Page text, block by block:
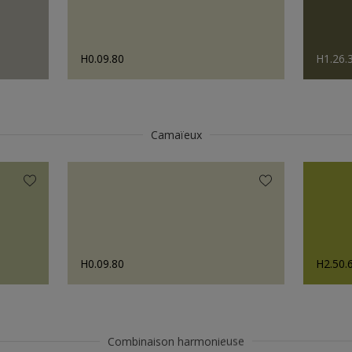
H0.09.80
Camaïeux
H0.09.80
Combinaison harmonieuse